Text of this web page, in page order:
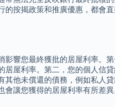
按揭政策和推廣優惠，都
響您最終獲批的居屋利率
屋利率。第二，您的個人信
他未償還的債務，例如私人
讓您獲得的居屋利率有所差異